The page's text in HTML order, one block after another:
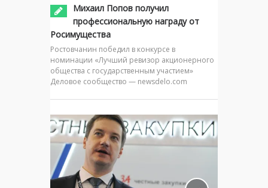
Михаил Попов получил
профессиональную награду от
Росимущества
Ростовчанин победил в конкурсе в
номинации «Лучший ревизор акционерного
общества с государственным участием»
Деловое сообщество — newsdelo.com